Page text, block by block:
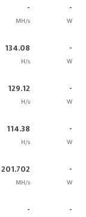
-
MH/s
-
W
134.08
H/s
-
W
129.12
H/s
-
W
114.38
H/s
-
W
201.702
MH/s
-
W
- -